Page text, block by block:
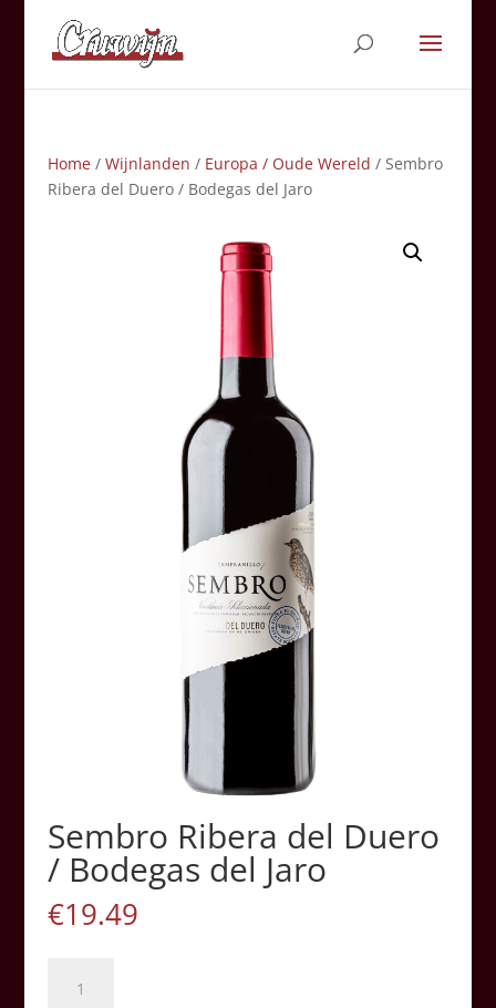
Home/ Wijnlanden / Europa / Oude Wereld / Sembro
Ribera del Duero / Bodegas del Jaro
Sembro Ribera del Duero
/ Bodegas del Jaro
€19.49
Ribera